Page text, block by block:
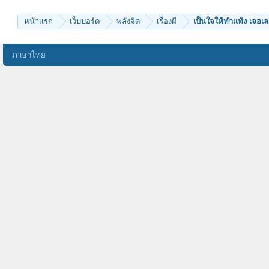
หน้าแรก เว็บบอร์ด พลังจิต เรื่องผี เป็นใจให้ทำแท้ง เจอเ
ภาษาไทย